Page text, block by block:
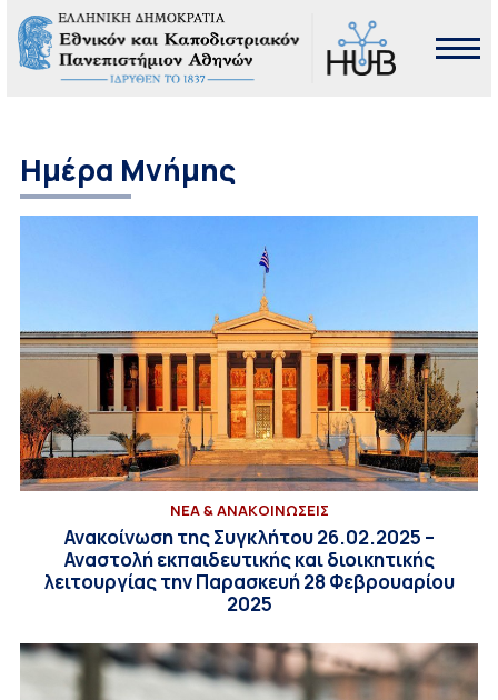
Ημέρα Μνήμης
ΝΕΑ & ΑΝΑΚΟΙΝΩΣΕΙΣ
Ανακοίνωση της Συγκλήτου 26.02.2025 –
Αναστολή εκπαιδευτικής και διοικητικής
λειτουργίας την Παρασκευή 28 Φεβρουαρίου
2025